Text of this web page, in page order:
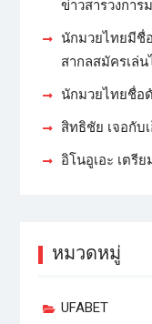
ข่าวสารวงการ
นักมวยไทยมีชื่
สากลสมัครเล่น
นักมวยไทยชื่อ
สิทธิชัย เจอกับ
อิโนอูเอะ เตรี
หมวดหมู่
UFABET